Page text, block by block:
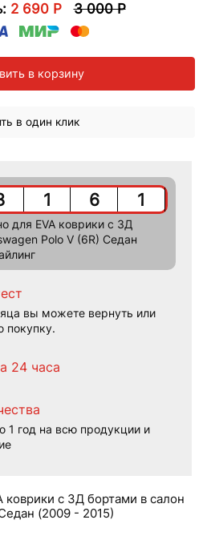
2 690 Р 3 000 Р
в корзину
в один клик
1 6 1
для EVA коврики c 3Д
Polo V (6R) Седан
вы можете вернуть или
покупку.
24 часа
1 год на всю продукции и
коврики c 3Д бортами в салон
(2009 - 2015)